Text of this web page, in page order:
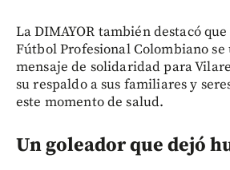
La DIMAYOR también destacó
Fútbol Profesional Colombiano
mensaje de solidaridad para
su respaldo a sus familiares y
este momento de salud.
Un goleador que dejó